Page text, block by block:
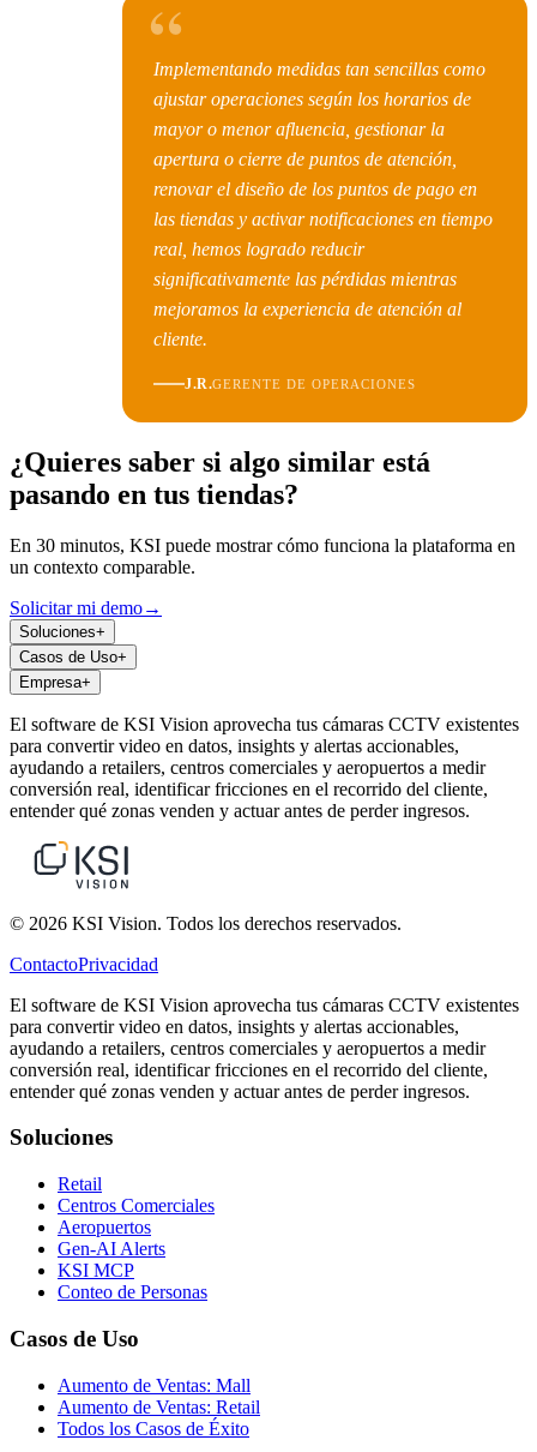
“
Implementando medidas tan sencillas como
ajustar operaciones según los horarios de
mayor o menor afluencia, gestionar la
apertura o cierre de puntos de atención,
renovar el diseño de los puntos de pago en
las tiendas y activar notificaciones en tiempo
real, hemos logrado reducir
significativamente las pérdidas mientras
mejoramos la experiencia de atención al
cliente.
J.R.GERENTE DE OPERACIONES
¿Quieres saber si algo similar está
pasando en tus tiendas?
En 30 minutos, KSI puede mostrar cómo funciona la plataforma en
un contexto comparable.
Solicitar mi demo→
Soluciones+
Casos de Uso+
Empresa+
El software de KSI Vision aprovecha tus cámaras CCTV existentes
para convertir video en datos, insights y alertas accionables,
ayudando a retailers, centros comerciales y aeropuertos a medir
conversión real, identificar fricciones en el recorrido del cliente,
entender qué zonas venden y actuar antes de perder ingresos.
© 2026 KSI Vision. Todos los derechos reservados.
ContactoPrivacidad
El software de KSI Vision aprovecha tus cámaras CCTV existentes
para convertir video en datos, insights y alertas accionables,
ayudando a retailers, centros comerciales y aeropuertos a medir
conversión real, identificar fricciones en el recorrido del cliente,
entender qué zonas venden y actuar antes de perder ingresos.
Soluciones
Retail
Centros Comerciales
Aeropuertos
Gen-AI Alerts
KSI MCP
Conteo de Personas
Casos de Uso
Aumento de Ventas: Mall
Aumento de Ventas: Retail
Todos los Casos de Éxito